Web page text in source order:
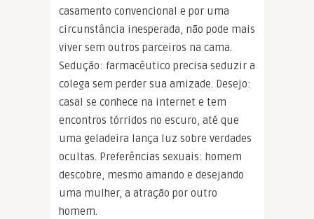
casamento convencional e por uma
circunstância inesperada, não pode mais
viver sem outros parceiros na cama.
Sedução: farmacêutico precisa seduzir a
colega sem perder sua amizade. Desejo:
casal se conhece na internet e tem
encontros tórridos no escuro, até que
uma geladeira lança luz sobre verdades
ocultas. Preferências sexuais: homem
descobre, mesmo amando e desejando
uma mulher, a atração por outro
homem.